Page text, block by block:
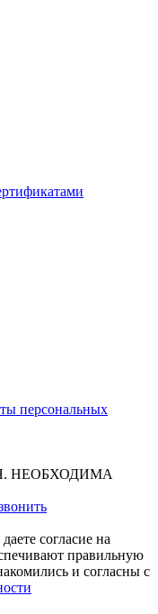
персональных
НЕОБХОДИМА
согласие на
правильную
и согласны с